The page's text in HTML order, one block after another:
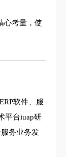
心考量，使
软件、服
平台iuap研
务业务发